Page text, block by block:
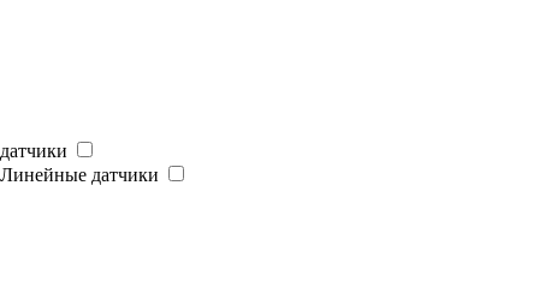
датчики
Линейные датчики